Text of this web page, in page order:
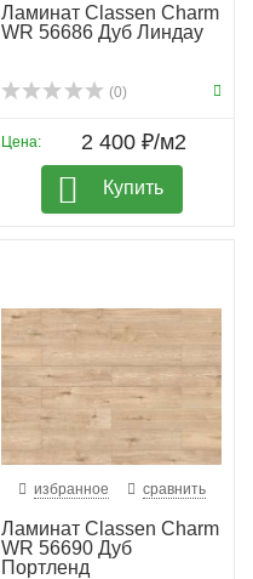
Ламинат Classen Charm
WR 56686 Дуб Линдау
(0)
Цена: 2 400 ₽/м2
Купить
избранное сравнить
Ламинат Classen Charm
WR 56690 Дуб
Портленд